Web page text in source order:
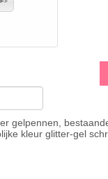
gelpennen,
kleur glitter-gel